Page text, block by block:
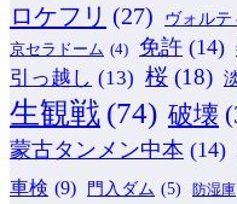
ロケフリ (27) ヴォルテ
京セラドーム (4) 免許 (14)
引っ越し (13) 桜 (18)
生観戦 (74) 破壊
蒙古タンメン中本 (14)
車検 (9) 門入ダム (5) 防湿庫